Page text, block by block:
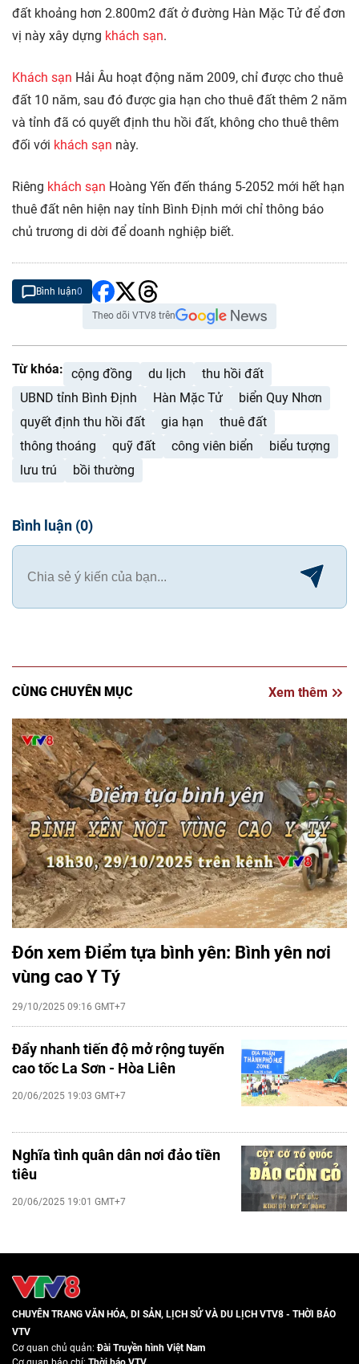
đất khoảng hơn 2.800m2 đất ở đường Hàn Mặc Tử để đơn
vị này xây dựng khách sạn.
Khách sạn Hải Âu hoạt động năm 2009, chỉ được cho thuê
đất 10 năm, sau đó được gia hạn cho thuê đất thêm 2 năm
và tỉnh đã có quyết định thu hồi đất, không cho thuê thêm
đối với khách sạn này.
Riêng khách sạn Hoàng Yến đến tháng 5-2052 mới hết hạn
thuê đất nên hiện nay tỉnh Bình Định mới chỉ thông báo
chủ trương di dời để doanh nghiệp biết.
Bình luận0
Theo dõi VTV8 trên
Từ khóa: cộng đồng du lịch
thu hồi đất
UBND tỉnh Bình Định
Hàn Mặc Tử
biển Quy Nhơn
quyết định thu hồi đất
gia hạn
thuê đất
thông thoáng
quỹ đất công viên biển
biểu tượng
lưu trú
bồi thường
Bình luận (0)
CÙNG CHUYÊN MỤC Xem thêm
Đón xem Điểm tựa bình yên: Bình yên nơi
vùng cao Y Tý
29/10/2025 09:16 GMT+7
Đẩy nhanh tiến độ mở rộng tuyến
cao tốc La Sơn - Hòa Liên
20/06/2025 19:03 GMT+7
Nghĩa tình quân dân nơi đảo tiền
tiêu
20/06/2025 19:01 GMT+7
CHUYÊN TRANG VĂN HÓA, DI SẢN, LỊCH SỬ VÀ DU LỊCH VTV8 - THỜI BÁO
VTV
Cơ quan chủ quản:Đài Truyền hình Việt Nam